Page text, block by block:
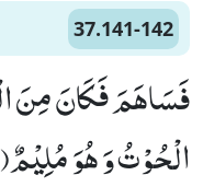
37.141-142
الْحُوْتُ وَ هُوَ مُلِیْمٌ(142)